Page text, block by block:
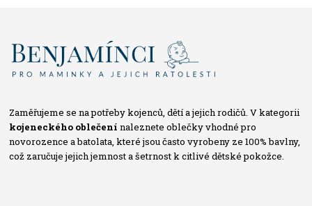
Zaměřujeme se na potřeby kojenců, dětí a jejich rodičů. V kategorii
kojeneckého oblečení naleznete oblečky vhodné pro
novorozence a batolata, které jsou často vyrobeny ze 100% bavlny,
což zaručuje jejich jemnost a šetrnost k citlivé dětské pokožce.